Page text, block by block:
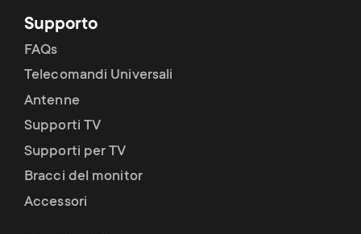
Supporto
FAQs
Telecomandi Universali
Antenne
Supporti TV
Supporti per TV
Bracci del monitor
Accessori